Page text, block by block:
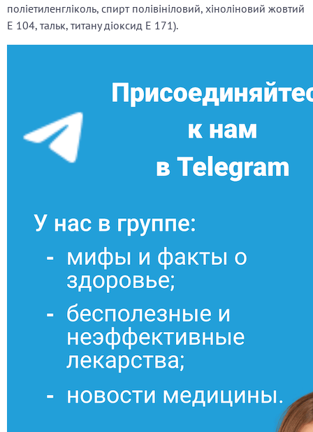
поліетиленгліколь, спирт полівініловий, хіноліновий жовтий
Е 104, тальк, титану діоксид Е 171).